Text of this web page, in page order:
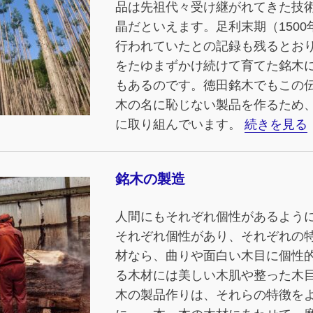
品は先祖代々受け継がれてきた技
晶だといえます。足利末期（1500
行われていたとの記録も残るとお
をたゆまずかけ続けて育てた銘木
もあるのです。徳田銘木でもこの
木の名に恥じない製品を作るため
に取り組んでいます。 続きを見る
銘木の製造
人間にもそれぞれ個性があるよう
それぞれ個性があり、それぞれの
材なら、曲りや面白い木目に個性
る木材には美しい木肌や整った木
木の製品作りは、それらの特徴を